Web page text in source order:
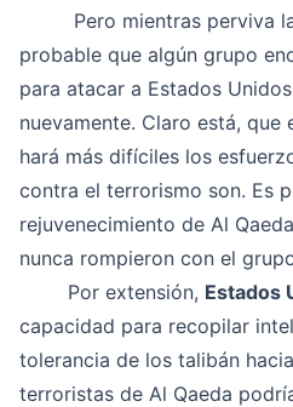
Pero mientras perviva la
probable que algún grupo
para atacar a Estados
nuevamente. Claro está, que
hará más difíciles los
contra el terrorismo son. Es
rejuvenecimiento de Al
nunca rompieron con el
Por extensión, Estados
capacidad para recopilar
tolerancia de los talibán
terroristas de Al Qaeda